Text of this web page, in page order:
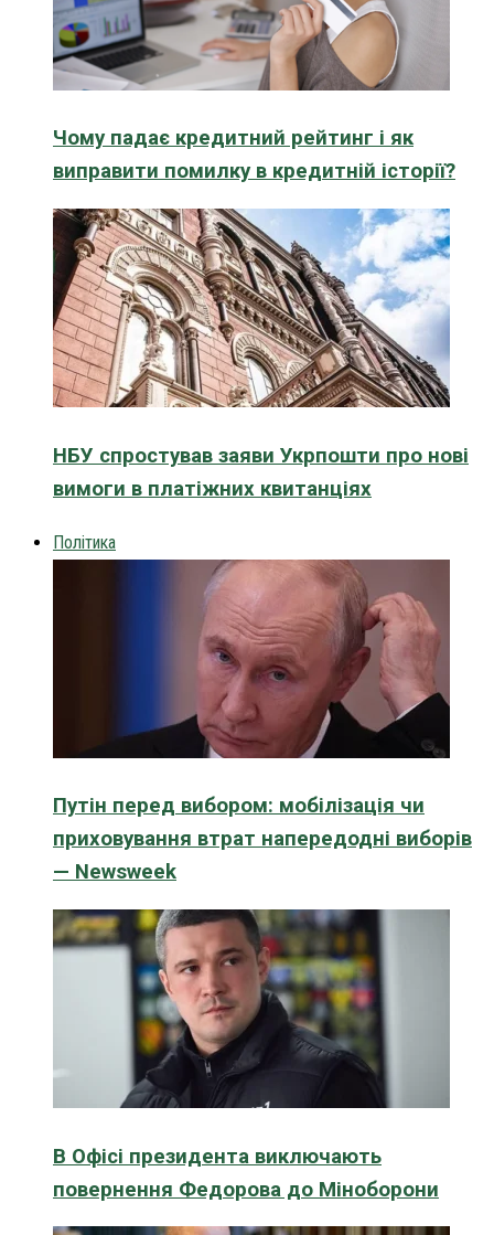
Чому падає кредитний рейтинг і як
виправити помилку в кредитній історії?
НБУ спростував заяви Укрпошти про нові
вимоги в платіжних квитанціях
Політика
Путін перед вибором: мобілізація чи
приховування втрат напередодні виборів
— Newsweek
В Офісі президента виключають
повернення Федорова до Міноборони